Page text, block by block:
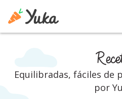
Equilibradas, fáciles de
por